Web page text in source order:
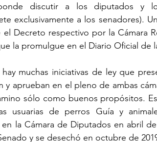
discutir a los diputados y
exclusivamente a los senadores).
el Decreto respectivo por la Cámara
la promulgue en el Diario Oficial de
muchas iniciativas de ley que
y aprueban en el pleno de ambas
sólo como buenos propósitos.
usuarias de perros Guía y
la Cámara de Diputados en abril
y se desechó en octubre de